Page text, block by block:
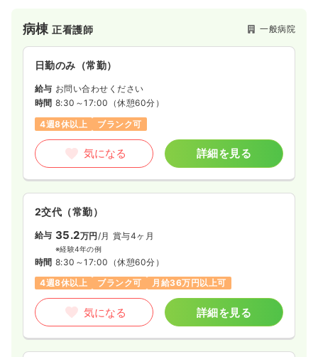
日勤のみ（パート） 一時募集休止
給与
お問い合わせください
時間 8:45～17:15
気になる
訪問看護正看護師 一般＋療養
※一例
8:45～17:15
気になる 詳細を見る
ススメです！
病棟正看護師 一般病院
日勤のみ（常勤）
給与 お問い合わせください
時間 8:30～17:00 （休憩60分）
4週8休以上
ブランク可
気になる 詳細を見る
2交代（常勤）
給与 35.2万円 /月 賞与4ヶ月
※経験4年の例
時間 8:30～17:00 （休憩60分）
4週8休以上
ブランク可 月給36万円以上可
気になる 詳細を見る